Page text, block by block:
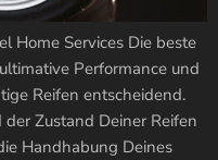
Home Services Die beste
Performance und
Reifen entscheidend.
Zustand Deiner Reifen
Handhabung Deines